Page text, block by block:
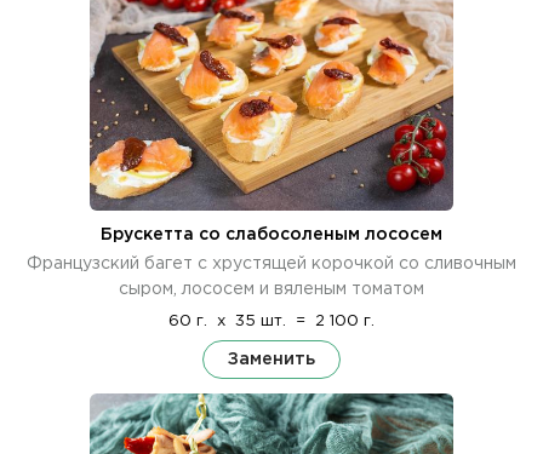
Брускетта со слабосоленым лососем
Французский багет с хрустящей корочкой со сливочным
сыром, лососем и вяленым томатом
60 г. x 35 шт. = 2 100 г.
Заменить